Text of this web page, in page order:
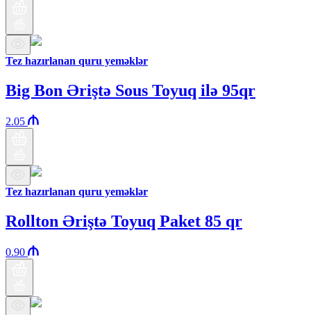
Tez hazırlanan quru yeməklər
Big Bon Əriştə Sous Toyuq ilə 95qr
2.05
Tez hazırlanan quru yeməklər
Rollton Əriştə Toyuq Paket 85 qr
0.90